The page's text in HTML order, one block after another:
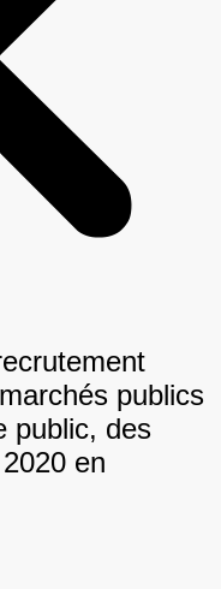
publics
public, des
en